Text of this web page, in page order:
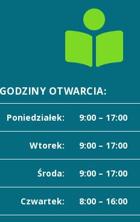

OTWARCIA:
Poniedziałek: 9:00 – 17:00
Wtorek: 9:00 – 17:00
Środa: 9:00 – 17:00
Czwartek: 8:00 – 16:00